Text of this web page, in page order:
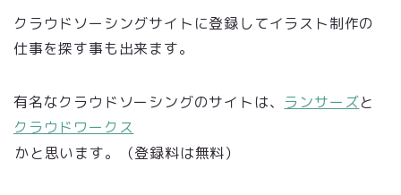
クラウドソーシングサイトに登録してイラスト制作の
仕事を探す事も出来ます。
有名なクラウドソーシングのサイトは、 ランサーズと
クラウドワークス
かと思います。（登録料は無料）